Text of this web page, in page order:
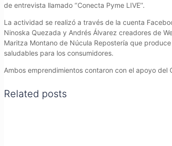
de entrevista llamado ‘’Conecta Pyme LIVE’’.
La actividad se realizó a través de la cuenta
Ninoska Quezada y Andrés Álvarez creadores de
Maritza Montano de Núcula Repostería que
saludables para los consumidores.
Ambos emprendimientos contaron con el apoyo
Related posts